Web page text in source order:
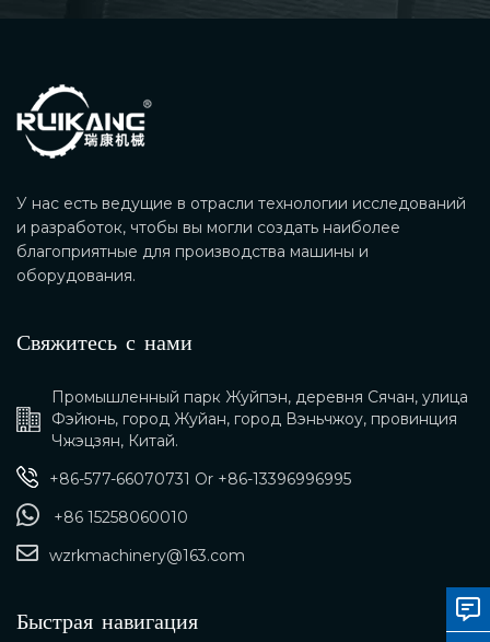
У нас есть ведущие в отрасли технологии исследований
и разработок, чтобы вы могли создать наиболее
благоприятные для производства машины и
оборудования.
Свяжитесь с нами
Промышленный парк Жуйпэн, деревня Сячан, улица
Фэйюнь, город Жуйан, город Вэньчжоу, провинция
Чжэцзян, Китай.
+86-577-66070731 Or +86-13396996995
+86 15258060010
wzrkmachinery@163.com
Быстрая навигация